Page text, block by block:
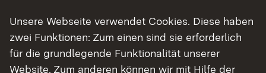
Studiengangsuche schnell den passenden
Studienplatz. Außerdem gibt's eine Schritt-für-
Schritt-Anleitung zu deinem Traum-Studium.
Unsere Webseite verwendet Cookies. Diese haben
zwei Funktionen: Zum einen sind sie erforderlich
für die grundlegende Funktionalität unserer
Website. Zum anderen können wir mit Hilfe der